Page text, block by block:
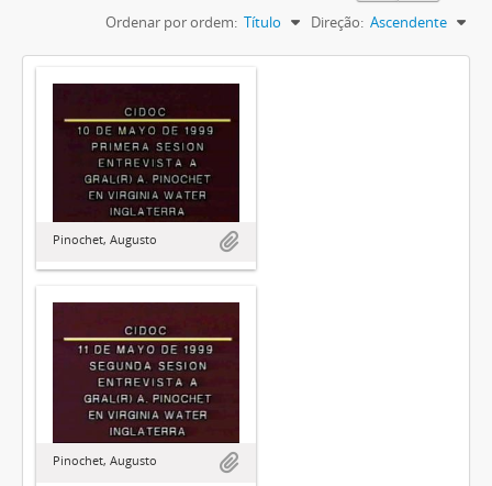
Ordenar por ordem: Título Direção: Ascendente
Pinochet, Augusto
Pinochet, Augusto